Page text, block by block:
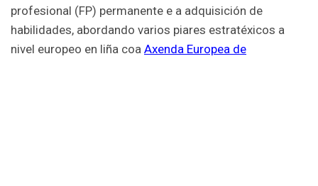
profesional (FP) permanente e a adquisición de
habilidades, abordando varios piares estratéxicos a
nivel europeo en liña coa Axenda Europea de